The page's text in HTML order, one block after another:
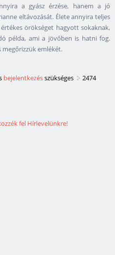
a gyász érzése, hanem a jó
eltávozását. Élete annyira teljes
örökséget hagyott sokaknak,
példa, ami a jövőben is hatni fog.
megőrizzük emlékét.
bejelentkezésszükséges
2474
fel Hírlevelünkre!